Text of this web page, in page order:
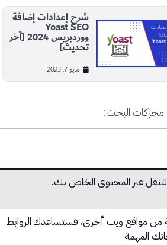
شرح إعدادات إضافة
Yoast SEO
ووردبريس 2024 [آخر
تحديث]
مايو 7, 2023
محركات البحث:
عبر المحتوى الخاص بك.
مواقع ويب أخرى، فستساعدك الروابط
المهمة